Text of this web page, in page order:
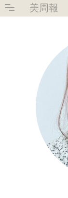
美周報